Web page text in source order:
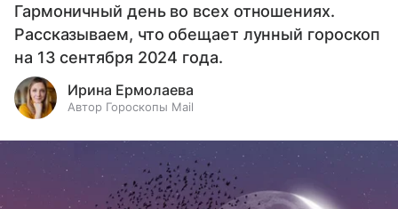
Гармоничный день во всех отношениях.
Рассказываем, что обещает лунный гороскоп
на 13 сентября 2024 года.
Ирина Ермолаева
Автор Гороскопы Mail